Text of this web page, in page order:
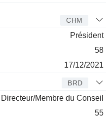
CHM
Président
58
17/12/2021
BRD
Directeur/Membre du Conseil
55